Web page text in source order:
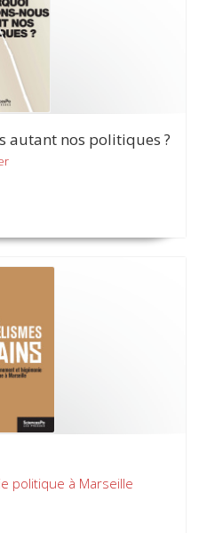
autant nos politiques ?
politique à Marseille